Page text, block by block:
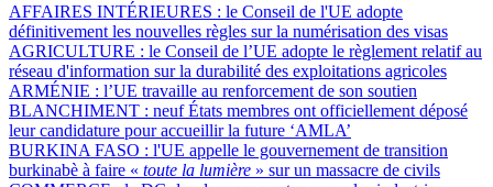
AFFAIRES INTÉRIEURES : le Conseil de l'UE adopte
définitivement les nouvelles règles sur la numérisation des visas
AGRICULTURE : le Conseil de l’UE adopte le règlement relatif au
réseau d'information sur la durabilité des exploitations agricoles
ARMÉNIE : l’UE travaille au renforcement de son soutien
BLANCHIMENT : neuf États membres ont officiellement déposé
leur candidature pour accueillir la future ‘AMLA’
BURKINA FASO : l'UE appelle le gouvernement de transition
burkinabè à faire « toute la lumière » sur un massacre de civils